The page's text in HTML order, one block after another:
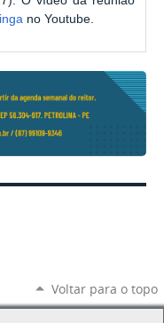
no Youtube.
Voltar para o topo